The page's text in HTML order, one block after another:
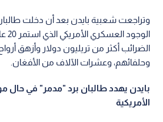
وتراجعت شعبية بايدن بعد أن دخلت
الضرائب أكثر من تريليون دولار وأزهق
وحلفائهم، وعشرات الآلاف من الأفغان.
بايدن يهدد طالبان برد "مدمر" في حال
الأمريكية